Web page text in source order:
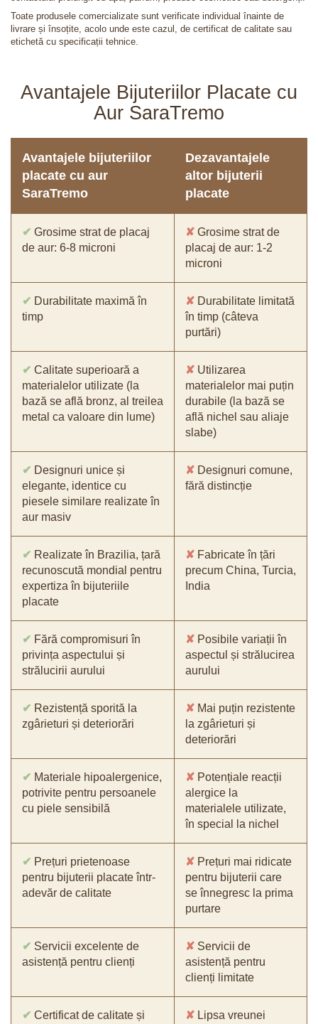
Toate produsele comercializate sunt verificate individual înainte de
livrare și însoțite, acolo unde este cazul, de certificat de calitate sau
etichetă cu specificații tehnice.
Avantajele Bijuteriilor Placate cu
Aur SaraTremo
Avantajele bijuteriilor
placate cu aur
SaraTremo
Dezavantajele
altor bijuterii
placate
✔ Grosime strat de placaj
de aur: 6-8 microni
✘ Grosime strat de
placaj de aur: 1-2
microni
✔ Durabilitate maximă în
timp
✘ Durabilitate limitată
în timp (câteva
purtări)
✔ Calitate superioară a
materialelor utilizate (la
bază se află bronz, al treilea
metal ca valoare din lume)
✘ Utilizarea
materialelor mai puțin
durabile (la bază se
află nichel sau aliaje
slabe)
✔ Designuri unice și
elegante, identice cu
piesele similare realizate în
aur masiv
✘ Designuri comune,
fără distincție
✔ Realizate în Brazilia, țară
recunoscută mondial pentru
expertiza în bijuteriile
placate
✘ Fabricate în țări
precum China, Turcia,
India
✔ Fără compromisuri în
privința aspectului și
strălucirii aurului
✘ Posibile variații în
aspectul și strălucirea
aurului
✔ Rezistență sporită la
zgârieturi și deteriorări
✘ Mai puțin rezistente
la zgârieturi și
deteriorări
✔ Materiale hipoalergenice,
potrivite pentru persoanele
cu piele sensibilă
✘ Potențiale reacții
alergice la
materialele utilizate,
în special la nichel
✔ Prețuri prietenoase
pentru bijuterii placate într-
adevăr de calitate
✘ Prețuri mai ridicate
pentru bijuterii care
se înnegresc la prima
purtare
✔ Servicii excelente de
asistență pentru clienți
✘ Servicii de
asistență pentru
clienți limitate
✔ Certificat de calitate și
✘ Lipsa vreunei